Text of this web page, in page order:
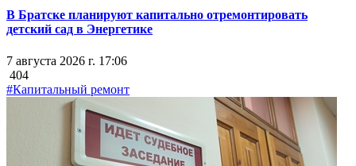
В Братске планируют капитально отремонтировать
детский сад в Энергетике
7 августа 2026 г. 17:06
404
#Капитальный ремонт